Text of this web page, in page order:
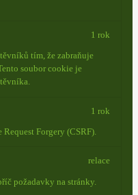
tím, že zabraňuje
soubor cookie je
1 rok
Forgery (CSRF).
1 rok
požadavky na stránky.
relace